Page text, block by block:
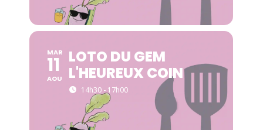
MAR
11
AOU
LOTO DU GEM
L'HEUREUX COIN
14h30 - 17h00